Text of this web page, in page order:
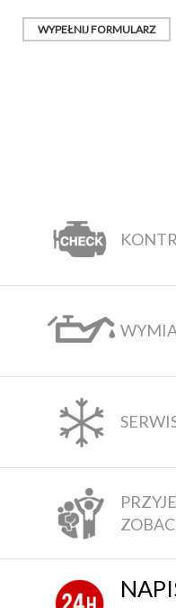
WYPEŁNIJ FORMULARZ